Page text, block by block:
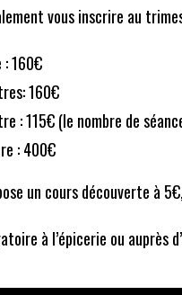
vous inscrire au
160€
160€
: 115€ (le nombre de
: 400€
un cours découverte à
à l’épicerie ou auprès